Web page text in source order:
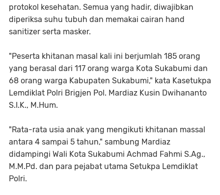
protokol kesehatan. Semua yang hadir, diwajibkan
diperiksa suhu tubuh dan memakai cairan hand
sanitizer serta masker.
"Peserta khitanan masal kali ini berjumlah 185 orang
yang berasal dari 117 orang warga Kota Sukabumi dan
68 orang warga Kabupaten Sukabumi," kata Kasetukpa
Lemdiklat Polri Brigjen Pol. Mardiaz Kusin Dwihananto
S.I.K., M.Hum.
"Rata-rata usia anak yang mengikuti khitanan massal
antara 4 sampai 5 tahun," sambung Mardiaz
didampingi Wali Kota Sukabumi Achmad Fahmi S.Ag.,
M.M.Pd. dan para pejabat utama Setukpa Lemdiklat
Polri.